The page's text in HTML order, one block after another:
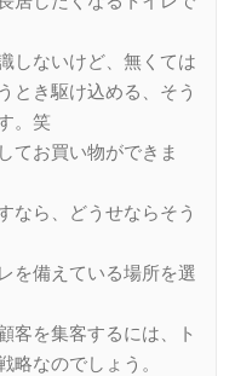
しないけど、無くては
とき駆け込める、そう
。笑
てお買い物ができま
なら、どうせならそう
を備えている場所を選
客を集客するには、ト
略なのでしょう。